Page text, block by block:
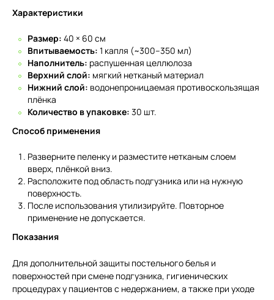
Характеристики
Размер: 40 × 60 см
Впитываемость: 1 капля (~300–350 мл)
Наполнитель: распушенная целлюлоза
Верхний слой: мягкий нетканый материал
Нижний слой: водонепроницаемая противоскользящая
плёнка
Количество в упаковке: 30 шт.
Способ применения
Разверните пеленку и разместите нетканым слоем
вверх, плёнкой вниз.
Расположите под область подгузника или на нужную
поверхность.
После использования утилизируйте. Повторное
применение не допускается.
Показания
Для дополнительной защиты постельного белья и
поверхностей при смене подгузника, гигиенических
процедурах у пациентов с недержанием, а также при уходе